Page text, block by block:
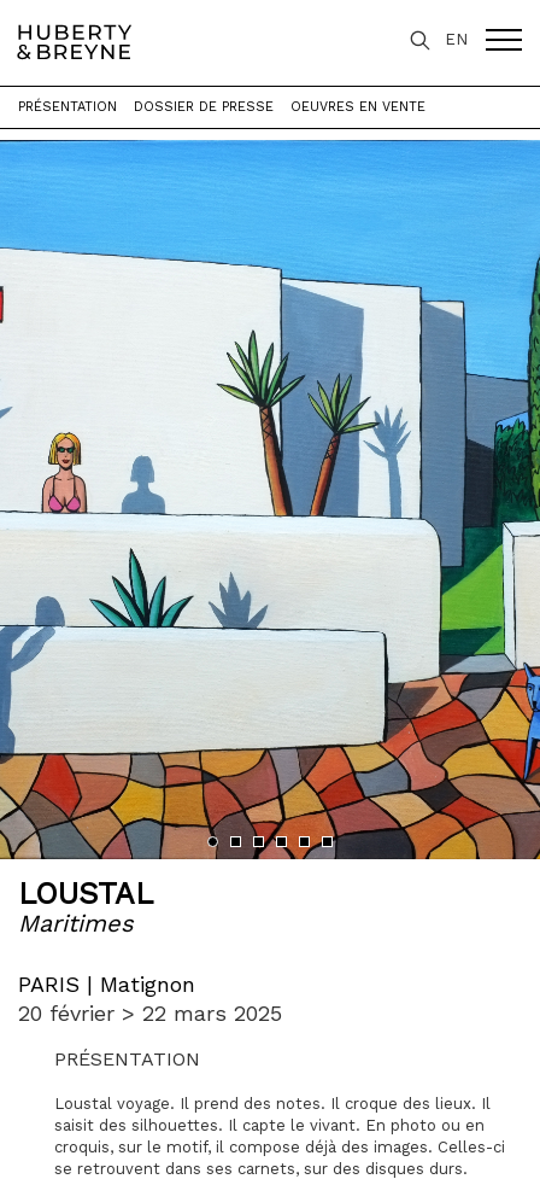
EN
Accueil > Expositions > Maritimes
LOUSTAL
Maritimes
PARIS | Matignon
20 février > 22 mars 2025
PRÉSENTATION DOSSIER DE PRESSE OEUVRES EN VENTE
PRÉSENTATION
Loustal voyage. Il prend des notes. Il croque des lieux. Il
saisit des silhouettes. Il capte le vivant. En photo ou en
croquis, sur le motif, il compose déjà des images. Celles-ci
se retrouvent dans ses carnets, sur des disques durs.